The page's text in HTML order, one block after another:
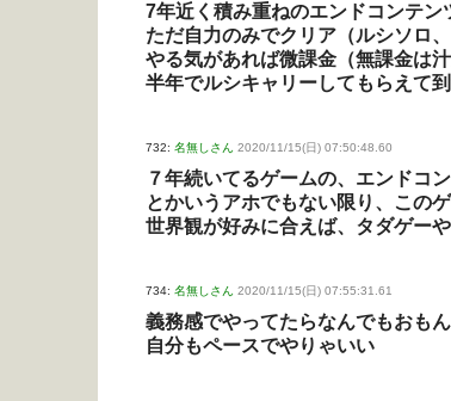
7年近く積み重ねのエンドコンテン
ただ自力のみでクリア（ルシソロ
やる気があれば微課金（無課金は
半年でルシキャリーしてもらえて
732: 名無しさん 2020/11/15(日) 07:50:48.60
７年続いてるゲームの、エンドコ
とかいうアホでもない限り、この
世界観が好みに合えば、タダゲー
734: 名無しさん 2020/11/15(日) 07:55:31.61
義務感でやってたらなんでもおも
自分もペースでやりゃいい